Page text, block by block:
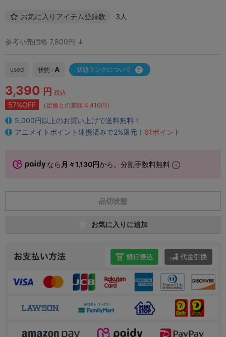
お気に入りアイテム登録数 3人
参考小売価格 7,800円 ↓
used 状態 : A 状態ランクについて
3,390 円 税込
57%OFF （定価との差額 4,410円）
5,000円以上のお買い上げで送料無料！
アニメイトポイント連携済みで2%還元！ 61ポイント
なら 月々1,130円から。分割手数料無料
品切状態
お気に入りに追加